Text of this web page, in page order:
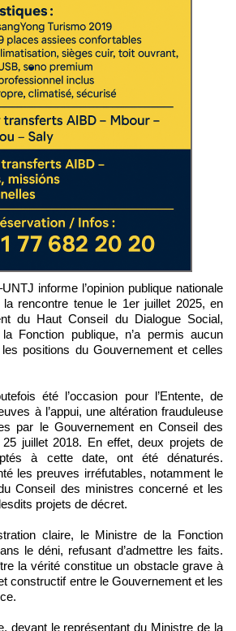
la rencontre tenue le 1er juillet 2025, en
du Haut Conseil du Dialogue Social,
Fonction publique, n’a permis aucun
positions du Gouvernement et celles
été l’occasion pour l’Entente, de
à l’appui, une altération frauduleuse
par le Gouvernement en Conseil des
juillet 2018. En effet, deux projets de
à cette date, ont été dénaturés.
les preuves irréfutables, notamment le
Conseil des ministres concerné et les
projets de décret.
claire, le Ministre de la Fonction
le déni, refusant d’admettre les faits.
la vérité constitue un obstacle grave à
constructif entre le Gouvernement et les
devant le représentant du Ministre de la